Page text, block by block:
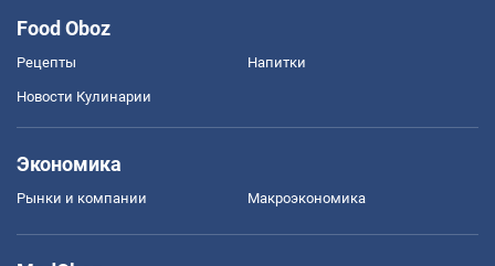
Food Oboz
Рецепты Напитки
Новости Кулинарии
Экономика
Рынки и компании Mакроэкономика